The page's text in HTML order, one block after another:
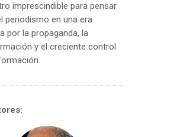
imprescindible para pensar
periodismo en una era
por la propaganda, la
y el creciente control